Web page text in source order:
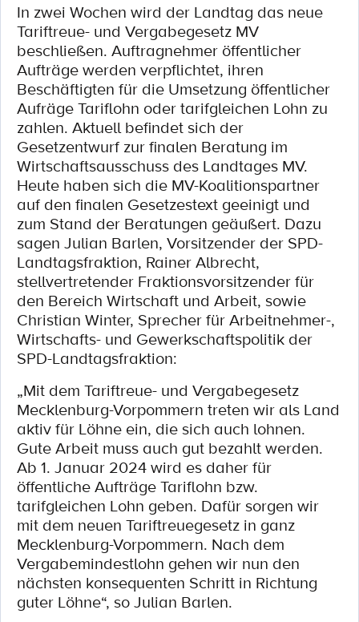
In zwei Wochen wird der Landtag das neue
Tariftreue- und Vergabegesetz MV
beschließen. Auftragnehmer öﬀentlicher
Aufträge werden verpﬂichtet, ihren
Beschäftigten für die Umsetzung öﬀentlicher
Aufräge Tariﬂohn oder tarifgleichen Lohn zu
zahlen. Aktuell beﬁndet sich der
Gesetzentwurf zur ﬁnalen Beratung im
Wirtschaftsausschuss des Landtages MV.
Heute haben sich die MV-Koalitionspartner
auf den ﬁnalen Gesetzestext geeinigt und
zum Stand der Beratungen geäußert. Dazu
sagen Julian Barlen, Vorsitzender der SPD-
Landtagsfraktion, Rainer Albrecht,
stellvertretender Fraktionsvorsitzender für
den Bereich Wirtschaft und Arbeit, sowie
Christian Winter, Sprecher für Arbeitnehmer-,
Wirtschafts- und Gewerkschaftspolitik der
SPD-Landtagsfraktion:
„Mit dem Tariftreue- und Vergabegesetz
Mecklenburg-Vorpommern treten wir als Land
aktiv für Löhne ein, die sich auch lohnen.
Gute Arbeit muss auch gut bezahlt werden.
Ab 1. Januar 2024 wird es daher für
öﬀentliche Aufträge Tariﬂohn bzw.
tarifgleichen Lohn geben. Dafür sorgen wir
mit dem neuen Tariftreuegesetz in ganz
Mecklenburg-Vorpommern. Nach dem
Vergabemindestlohn gehen wir nun den
nächsten konsequenten Schritt in Richtung
guter Löhne“, so Julian Barlen.